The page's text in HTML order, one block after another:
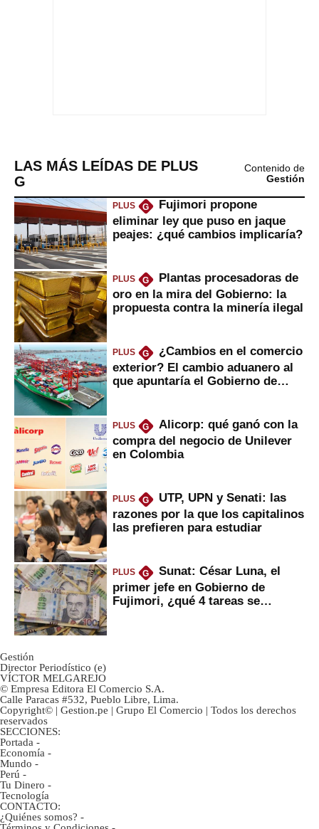
LAS MÁS LEÍDAS DE PLUS
G
Contenido de
Gestión
PLUS G
Fujimori propone
eliminar ley que puso en jaque
peajes: ¿qué cambios implicaría?
PLUS G
Plantas procesadoras de
oro en la mira del Gobierno: la
propuesta contra la minería ilegal
PLUS G
¿Cambios en el comercio
exterior? El cambio aduanero al
que apuntaría el Gobierno de
PLUS G
Alicorp: qué ganó con la
compra del negocio de Unilever
en Colombia
PLUS G
UTP, UPN y Senati: las
razones por la que los capitalinos
las prefieren para estudiar
PLUS G
Sunat: César Luna, el
primer jefe en Gobierno de
Fujimori, ¿qué 4 tareas se
Gestión
Director Periodístico (e)
VÍCTOR MELGAREJO
© Empresa Editora El Comercio S.A.
Calle Paracas #532, Pueblo Libre, Lima.
Copyright© | Gestion.pe | Grupo El Comercio | Todos los derechos
reservados
SECCIONES:
Portada -
Economía -
Mundo -
Perú -
Tu Dinero -
Tecnología
CONTACTO:
¿Quiénes somos? -